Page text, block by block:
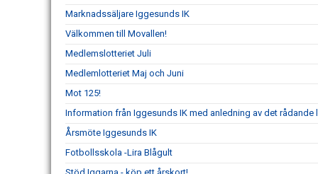
Marknadssäljare Iggesunds IK
Välkommen till Movallen!
Medlemslotteriet Juli
Medlemlotteriet Maj och Juni
Mot 125!
Information från Iggesunds IK med anledning av det rådande
Årsmöte Iggesunds IK
Fotbollsskola -Lira Blågult